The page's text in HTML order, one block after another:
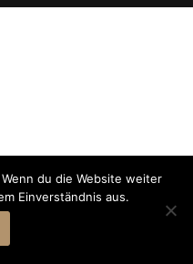
du die Website weiter
Einverständnis aus.